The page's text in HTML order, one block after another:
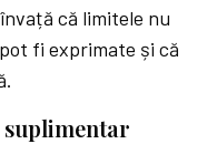
că limitele nu
fi exprimate și că
suplimentar